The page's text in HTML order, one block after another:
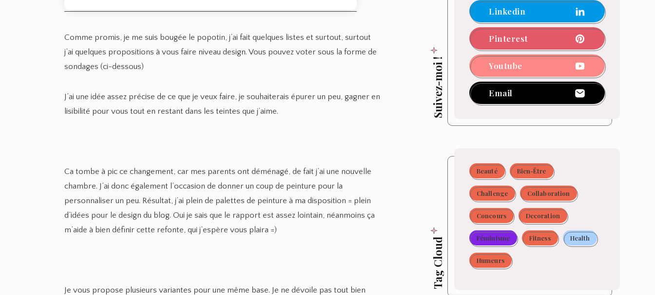
Comme promis, je me suis bougée le popotin, j’ai fait quelques listes et surtout, surtout
j’ai quelques propositions à vous faire niveau design. Vous pouvez voter sous la forme de
sondages (ci-dessous)
J’ai une idée assez précise de ce que je veux faire, je souhaiterais épurer un peu, gagner en
lisibilité pour vous tout en restant dans les teintes que j’aime.
Ca tombe à pic ce changement, car mes parents ont déménagé, de fait j’ai une nouvelle
chambre. J’ai donc également l’occasion de donner un coup de peinture pour la
personnaliser un peu. Résultat, j’ai plein de palettes de peinture à ma disposition = plein
d’idées pour le design du blog. Oui je sais que le rapport est assez lointain, néanmoins ça
m’aide à bien définir cette refonte, qui j’espère vous plaira =)
Je vous propose plusieurs variantes pour une même base. Je ne dévoile pas tout bien
Suivez-moi !
Linkedin
Pinterest
Youtube
Email
Tag Cloud
Beauté Bien-Être
Challenge Collaboration
Concours Decoration
Féminisme Fitness Health
Humeurs